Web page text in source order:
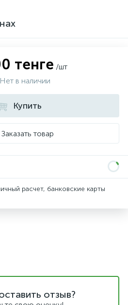
тенге /шт
Нет в наличии
Купить
Заказать товар
расчет, банковские карты
отзыв?